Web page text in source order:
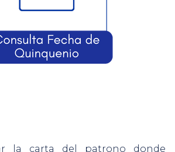
la carta del patrono donde